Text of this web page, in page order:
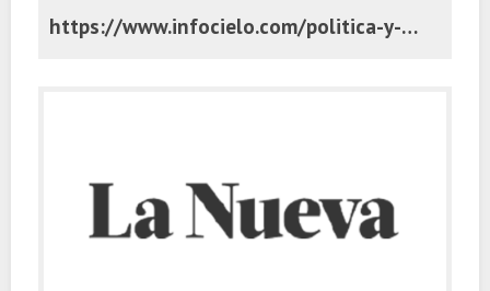
https://www.infocielo.com/politica-y-economia/desde-el-congreso-buscan-transferirle-el-complejo-turistico-de-chapadmalal-a-la-provincia-de-buenos-aires